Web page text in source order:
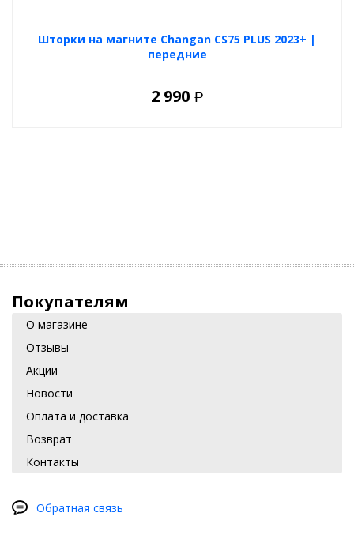
Шторки на магните Changan CS75 PLUS 2023+ |
передние
2 990 Р
Покупателям
О магазине
Отзывы
Акции
Новости
Оплата и доставка
Возврат
Контакты
Обратная связь